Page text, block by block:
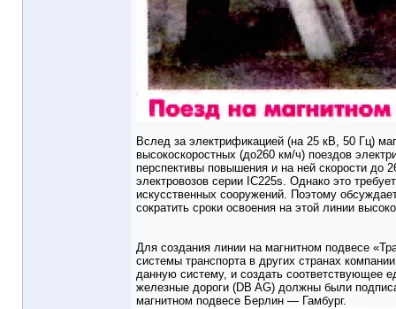
Вслед за электрификацией (на 25 кВ, 50 Гц)
высокоскоростных (до260 км/ч) поездов
перс­пективы повышения и на ней скорос­ти
электровозов серии IC225s. Однако это
искусственных сооружений. Поэтому
сократить сроки освоения на этой линии
Для создания линии на магнитном подвесе
системы транспорта в других странах
дан­ную систему, и создать соответствую­щее
железные дороги (DB AG) должны были
магнитном подвесе Берлин — Гамбург.